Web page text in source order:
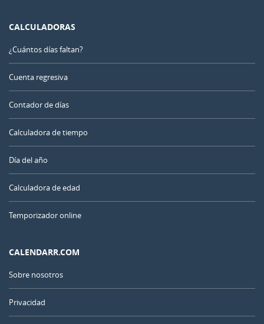
CALCULADORAS
¿Cuántos días faltan?
Cuenta regresiva
Contador de días
Calculadora de tiempo
Día del año
Calculadora de edad
Temporizador online
CALENDARR.COM
Sobre nosotros
Privacidad